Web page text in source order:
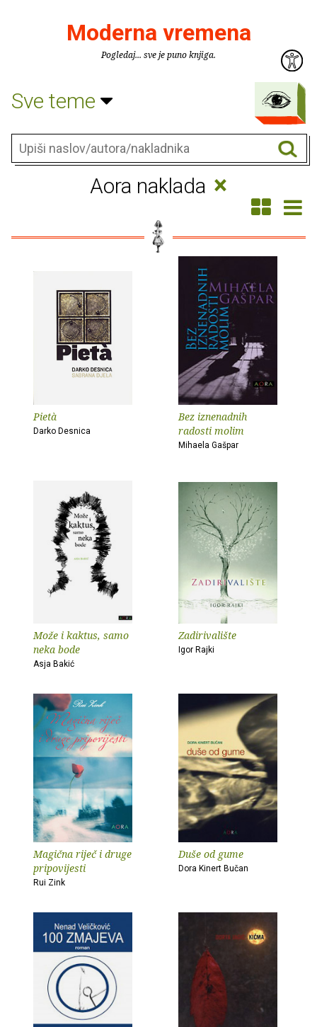
Moderna vremena
Pogledaj... sve je puno knjiga.
Sve teme
Aora naklada ×
Pietà
Darko Desnica
Bez iznenadnih
radosti molim
Mihaela Gašpar
Može i kaktus, samo
neka bode
Asja Bakić
Zadirivalište
Igor Rajki
Magična riječ i druge
pripovijesti
Rui Zink
Duše od gume
Dora Kinert Bučan